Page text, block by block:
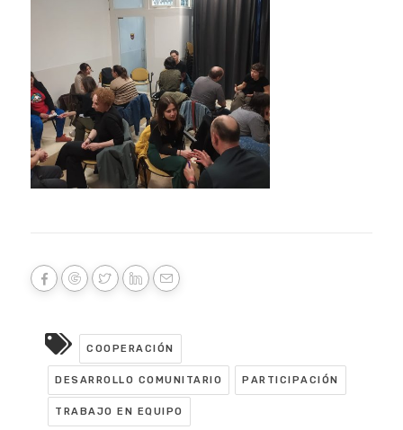
COOPERACIÓN
DESARROLLO COMUNITARIO PARTICIPACIÓN
TRABAJO EN EQUIPO